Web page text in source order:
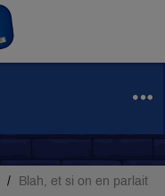
Blah, et si on en parlait